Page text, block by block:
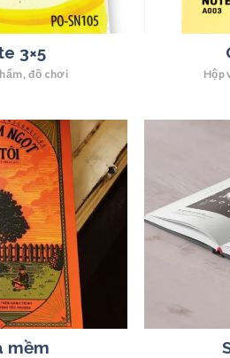
đồ chơi
3×5
Hộp
mềm